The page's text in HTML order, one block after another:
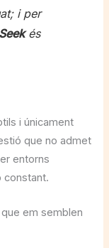
i per
és
i únicament
que no admet
entorns
constant.
em semblen